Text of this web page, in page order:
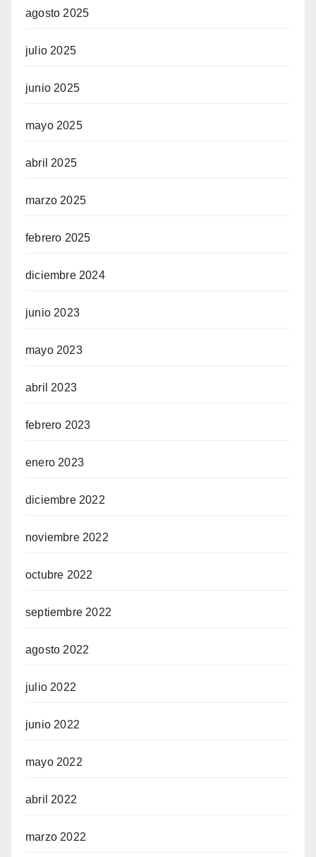
agosto 2025
julio 2025
junio 2025
mayo 2025
abril 2025
marzo 2025
febrero 2025
diciembre 2024
junio 2023
mayo 2023
abril 2023
febrero 2023
enero 2023
diciembre 2022
noviembre 2022
octubre 2022
septiembre 2022
agosto 2022
julio 2022
junio 2022
mayo 2022
abril 2022
marzo 2022